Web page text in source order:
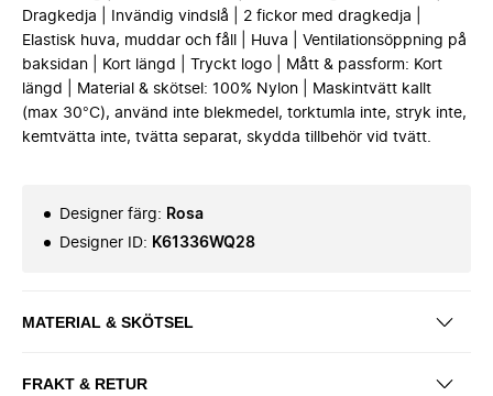
Dragkedja | Invändig vindslå | 2 fickor med dragkedja |
Elastisk huva, muddar och fåll | Huva | Ventilationsöppning på
baksidan | Kort längd | Tryckt logo | Mått & passform: Kort
längd | Material & skötsel: 100% Nylon | Maskintvätt kallt
(max 30°C), använd inte blekmedel, torktumla inte, stryk inte,
kemtvätta inte, tvätta separat, skydda tillbehör vid tvätt.
Designer färg: Rosa
Designer ID: K61336WQ28
MATERIAL & SKÖTSEL
FRAKT & RETUR